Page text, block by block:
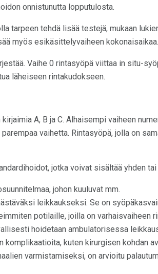
onnistunutta lopputulosta.
tarpeen tehdä lisää testejä, mukaan
myös esikäsittelyvaiheen kokonaisaikaa.
Vaihe 0 rintasyöpä viittaa in situ-
läheiseen rintakudokseen.
A, B ja C. Alhaisempi vaiheen
vaihetta. Rintasyöpä, jolla on
jotka voivat sisältää yhden
johon kuuluvat mm.
leikkaukseksi. Se on
potilaille, joilla on varhaisvaiheen
hoidetaan ambulatorisessa
komplikaatioita, kuten kirurgisen kohdan
varmistamiseksi, on arvioitu